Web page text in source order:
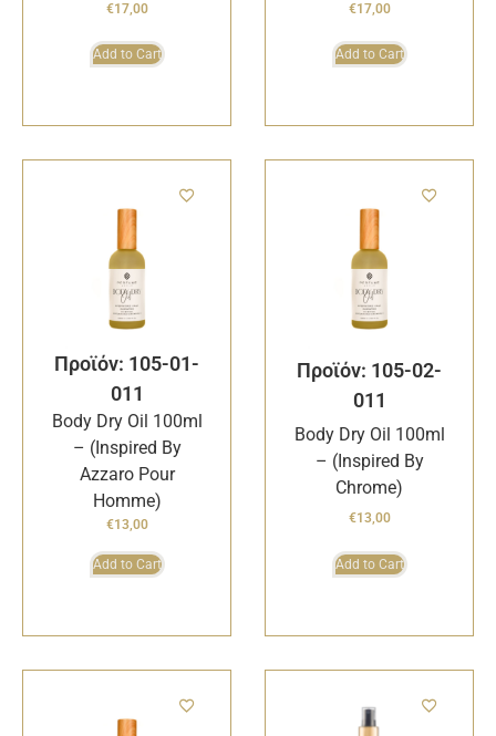
€17,00
Add to Cart
€17,00
Add to Cart
Προϊόν: 105-01-
011
Body Dry Oil 100ml
– (Inspired By
Azzaro Pour
Homme)
€13,00
Add to Cart
Προϊόν: 105-02-
011
Body Dry Oil 100ml
– (Inspired By
Chrome)
€13,00
Add to Cart